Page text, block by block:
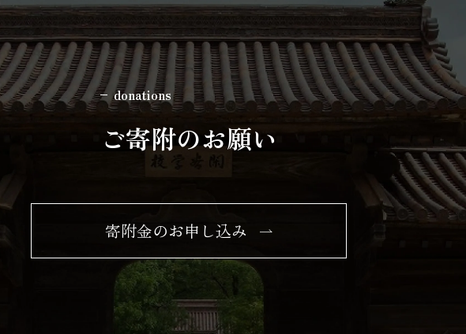
donations
ご寄附のお願い
寄附金のお申し込み